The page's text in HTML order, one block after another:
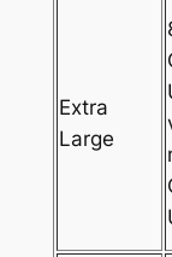
Extra
Large